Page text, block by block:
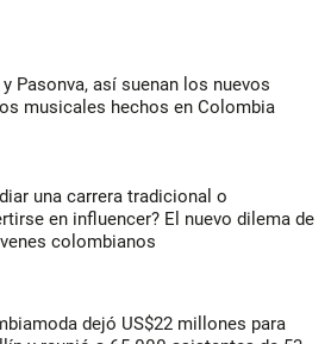
y Pasonva, así suenan los nuevos
musicales hechos en Colombia
una carrera tradicional o
en influencer? El nuevo dilema de
colombianos
dejó US$22 millones para